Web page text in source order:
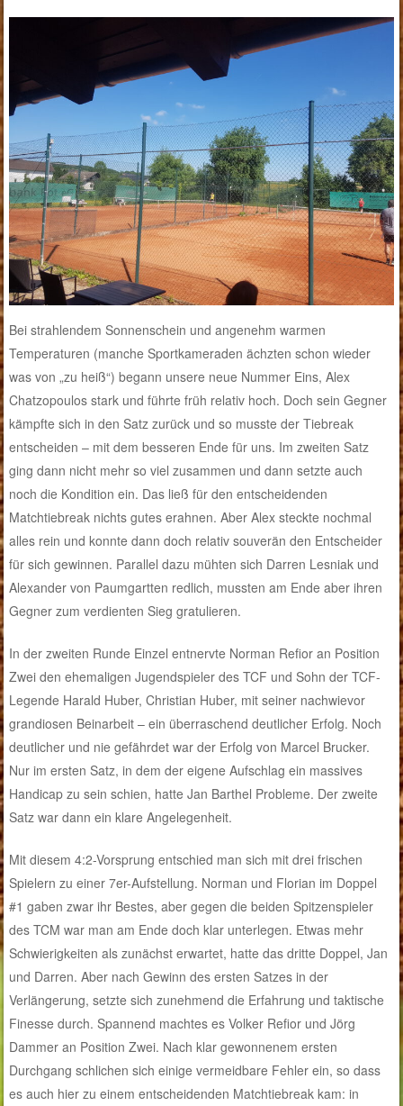
Bei strahlendem Sonnenschein und angenehm warmen
Temperaturen (manche Sportkameraden ächzten schon wieder
was von „zu heiß“) begann unsere neue Nummer Eins, Alex
Chatzopoulos stark und führte früh relativ hoch. Doch sein Gegner
kämpfte sich in den Satz zurück und so musste der Tiebreak
entscheiden – mit dem besseren Ende für uns. Im zweiten Satz
ging dann nicht mehr so viel zusammen und dann setzte auch
noch die Kondition ein. Das ließ für den entscheidenden
Matchtiebreak nichts gutes erahnen. Aber Alex steckte nochmal
alles rein und konnte dann doch relativ souverän den Entscheider
für sich gewinnen. Parallel dazu mühten sich Darren Lesniak und
Alexander von Paumgartten redlich, mussten am Ende aber ihren
Gegner zum verdienten Sieg gratulieren.
In der zweiten Runde Einzel entnervte Norman Refior an Position
Zwei den ehemaligen Jugendspieler des TCF und Sohn der TCF-
Legende Harald Huber, Christian Huber, mit seiner nachwievor
grandiosen Beinarbeit – ein überraschend deutlicher Erfolg. Noch
deutlicher und nie gefährdet war der Erfolg von Marcel Brucker.
Nur im ersten Satz, in dem der eigene Aufschlag ein massives
Handicap zu sein schien, hatte Jan Barthel Probleme. Der zweite
Satz war dann ein klare Angelegenheit.
Mit diesem 4:2-Vorsprung entschied man sich mit drei frischen
Spielern zu einer 7er-Aufstellung. Norman und Florian im Doppel
#1 gaben zwar ihr Bestes, aber gegen die beiden Spitzenspieler
des TCM war man am Ende doch klar unterlegen. Etwas mehr
Schwierigkeiten als zunächst erwartet, hatte das dritte Doppel, Jan
und Darren. Aber nach Gewinn des ersten Satzes in der
Verlängerung, setzte sich zunehmend die Erfahrung und taktische
Finesse durch. Spannend machtes es Volker Refior und Jörg
Dammer an Position Zwei. Nach klar gewonnenem ersten
Durchgang schlichen sich einige vermeidbare Fehler ein, so dass
es auch hier zu einem entscheidenden Matchtiebreak kam: in